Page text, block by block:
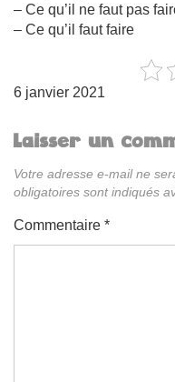
– Ce qu’il ne faut pas
– Ce qu’il faut faire
6 janvier 2021
Laisser un
Votre adresse e-mail ne
obligatoires sont indiqués
Commentaire *